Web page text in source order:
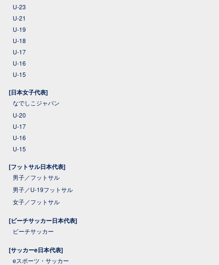
U-23
U-21
U-19
U-18
U-17
U-16
U-15
[日本女子代表]
なでしこジャパン
U-20
U-17
U-16
U-15
[フットサル日本代表]
男子／フットサル
男子／U-19フットサル
女子／フットサル
[ビーチサッカー日本代表]
ビーチサッカー
[サッカーe日本代表]
eスポーツ・サッカー